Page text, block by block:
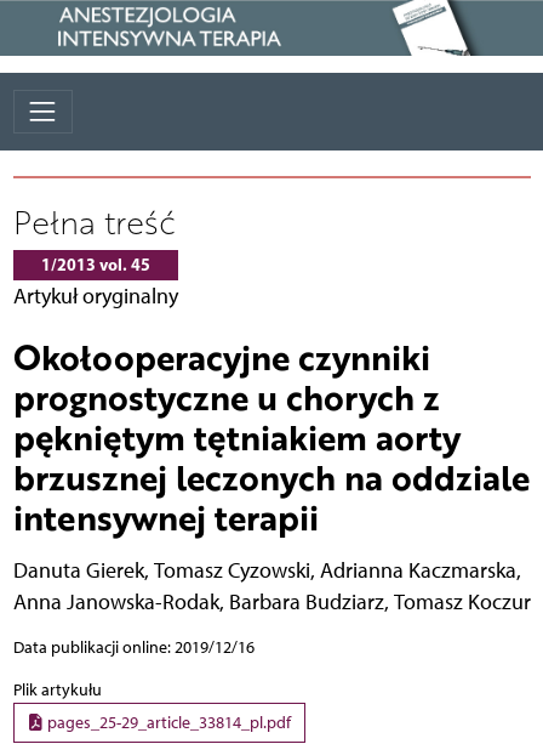
Pełna treść
1/2013 vol. 45
Artykuł oryginalny
Okołooperacyjne czynniki
prognostyczne u chorych z
pękniętym tętniakiem aorty
brzusznej leczonych na oddziale
intensywnej terapii
Danuta Gierek, Tomasz Cyzowski, Adrianna Kaczmarska,
Anna Janowska-Rodak, Barbara Budziarz, Tomasz Koczur
Data publikacji online: 2019/12/16
Plik artykułu
pages_25-29_article_33814_pl.pdf